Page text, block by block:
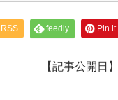
RSS feedly Pin it
【記事公開日